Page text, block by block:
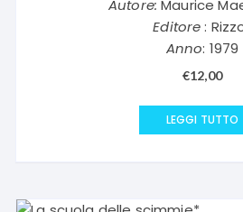
Autore: Maurice
Editore:
Anno: 1979
€12,00
LEGGI TUTTO